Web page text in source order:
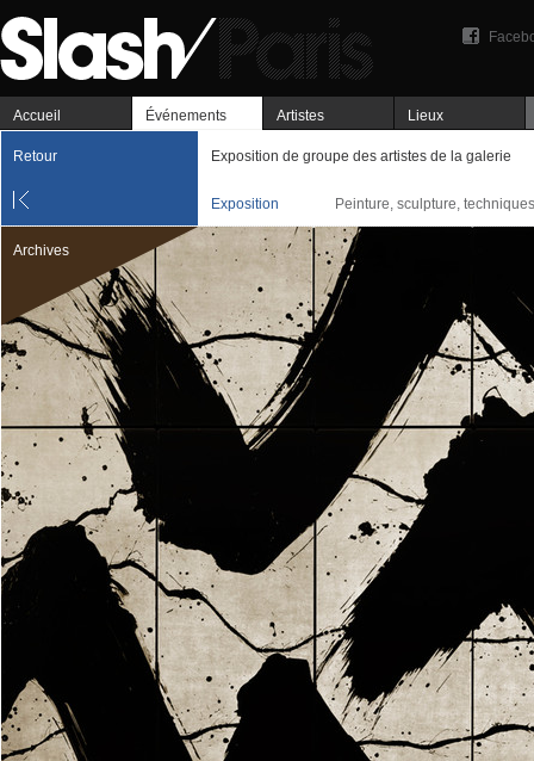
Accueil Événements Artistes Lieux
Retour Exposition de groupe des artistes de la galerie
Exposition Peinture, sculpture,
Archives